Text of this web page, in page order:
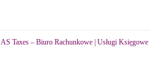
AS Taxes – Biuro Rachunkowe | Usługi Księgowe